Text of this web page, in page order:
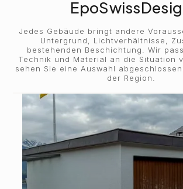
Jedes Gebäude bringt andere
Untergrund, Lichtverhältnisse,
bestehenden Beschichtung. Wir
Technik und Material an die Situation
sehen Sie eine Auswahl
der Region.